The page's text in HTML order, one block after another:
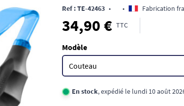
Ref : TE-42463 • • Fabrication
34,90 € TTC
Modèle
En stock, expédié le lundi 10 août